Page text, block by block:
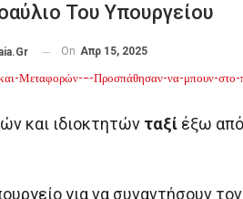
Του Υπουργείου
On Απρ 15, 2025
και ιδιοκτητών ταξίέξω
για να συναντήσουν